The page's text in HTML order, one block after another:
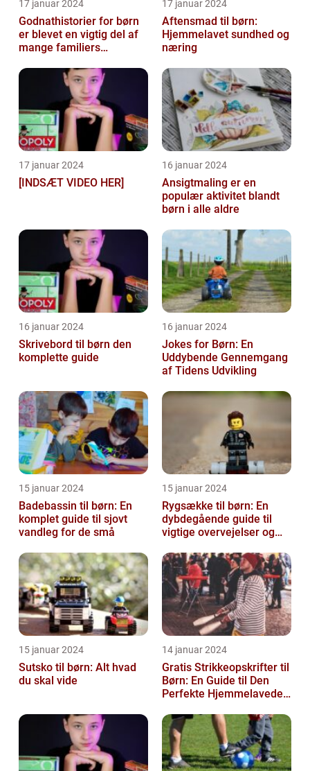
17 januar 2024
Godnathistorier for børn
er blevet en vigtig del af
mange familiers
17 januar 2024
Aftensmad til børn:
Hjemmelavet sundhed og
næring
17 januar 2024
[INDSÆT VIDEO HER]
16 januar 2024
Ansigtmaling er en
populær aktivitet blandt
børn i alle aldre
16 januar 2024
Skrivebord til børn den
komplette guide
16 januar 2024
Jokes for Børn: En
Uddybende Gennemgang
af Tidens Udvikling
15 januar 2024
Badebassin til børn: En
komplet guide til sjovt
vandleg for de små
15 januar 2024
Rygsække til børn: En
dybdegående guide til
vigtige overvejelser og
15 januar 2024
Sutsko til børn: Alt hvad
du skal vide
14 januar 2024
Gratis Strikkeopskrifter til
Børn: En Guide til Den
Perfekte Hjemmelavede